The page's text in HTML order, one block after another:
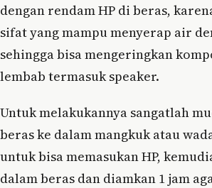
dengan rendam HP di beras,
sifat yang mampu menyerap air
sehingga bisa mengeringkan
lembab termasuk speaker.
Untuk melakukannya sangatlah
beras ke dalam mangkuk atau
untuk bisa memasukan HP,
dalam beras dan diamkan 1 jam